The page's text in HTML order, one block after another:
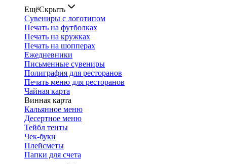
ЕщёСкрыть
Сувениры с логотипом
Печать на футболках
Печать на кружках
Печать на шопперах
Ежедневники
Письменные сувениры
Полиграфия для ресторанов
Печать меню для ресторанов
Чайная карта
Винная карта
Кальянное меню
Десертное меню
Тейбл тенты
Чек-буки
Плейсметы
Папки для счета